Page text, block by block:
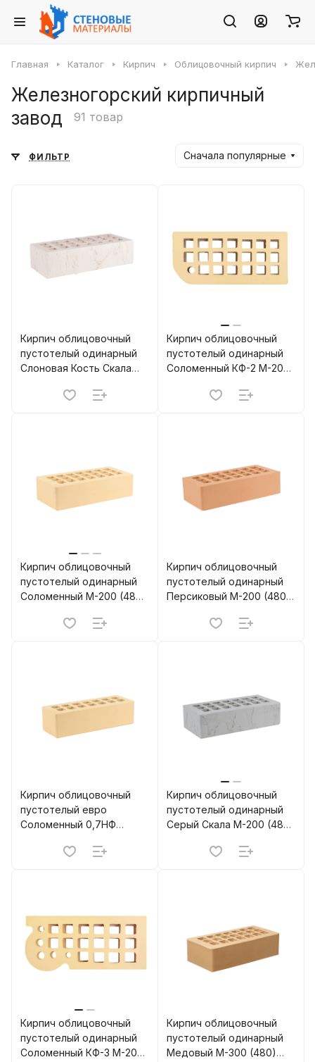
Главная Каталог Кирпич Облицовочный кирпич
Железногорский кирпичный
завод
91 товар
ФИЛЬТР Сначала популярные
Кирпич облицовочный
пустотелый одинарный
Слоновая Кость Скала
Кирпич облицовочный
пустотелый одинарный
Соломенный КФ-2 М-200
Кирпич облицовочный
пустотелый одинарный
Соломенный M-200 (480)
Кирпич облицовочный
пустотелый одинарный
Персиковый M-200 (480)
Кирпич облицовочный
пустотелый евро
Соломенный 0,7НФ
Кирпич облицовочный
пустотелый одинарный
Серый Скала М-200 (480)
Кирпич облицовочный
пустотелый одинарный
Соломенный КФ-3 М-200
Кирпич облицовочный
пустотелый одинарный
Медовый M-300 (480)